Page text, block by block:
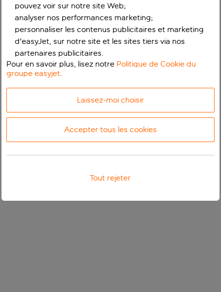
pouvez voir sur notre site Web;
analyser nos performances marketing;
personnaliser les contenus publicitaires et marketing
d'easyJet, sur notre site et les sites tiers via nos
partenaires publicitaires.
Pour en savoir plus, lisez notre Politique de Cookie du
groupe easyjet.
Laissez-moi choisir
Accepter tous les cookies
Tout rejeter